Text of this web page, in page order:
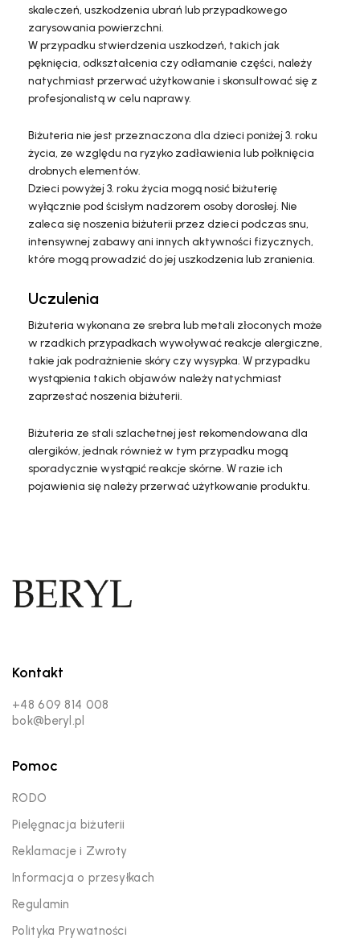
skaleczeń, uszkodzenia ubrań lub przypadkowego
zarysowania powierzchni.
W przypadku stwierdzenia uszkodzeń, takich jak
pęknięcia, odkształcenia czy odłamanie części, należy
natychmiast przerwać użytkowanie i skonsultować się z
profesjonalistą w celu naprawy.
Biżuteria nie jest przeznaczona dla dzieci poniżej 3. roku
życia, ze względu na ryzyko zadławienia lub połknięcia
drobnych elementów.
Dzieci powyżej 3. roku życia mogą nosić biżuterię
wyłącznie pod ścisłym nadzorem osoby dorosłej. Nie
zaleca się noszenia biżuterii przez dzieci podczas snu,
intensywnej zabawy ani innych aktywności fizycznych,
które mogą prowadzić do jej uszkodzenia lub zranienia.
Uczulenia
Biżuteria wykonana ze srebra lub metali złoconych może
w rzadkich przypadkach wywoływać reakcje alergiczne,
takie jak podrażnienie skóry czy wysypka. W przypadku
wystąpienia takich objawów należy natychmiast
zaprzestać noszenia biżuterii.
Biżuteria ze stali szlachetnej jest rekomendowana dla
alergików, jednak również w tym przypadku mogą
sporadycznie wystąpić reakcje skórne. W razie ich
pojawienia się należy przerwać użytkowanie produktu.
Kontakt
+48 609 814 008
bok@beryl.pl
Pomoc
RODO
Pielęgnacja biżuterii
Reklamacje i Zwroty
Informacja o przesyłkach
Regulamin
Polityka Prywatności